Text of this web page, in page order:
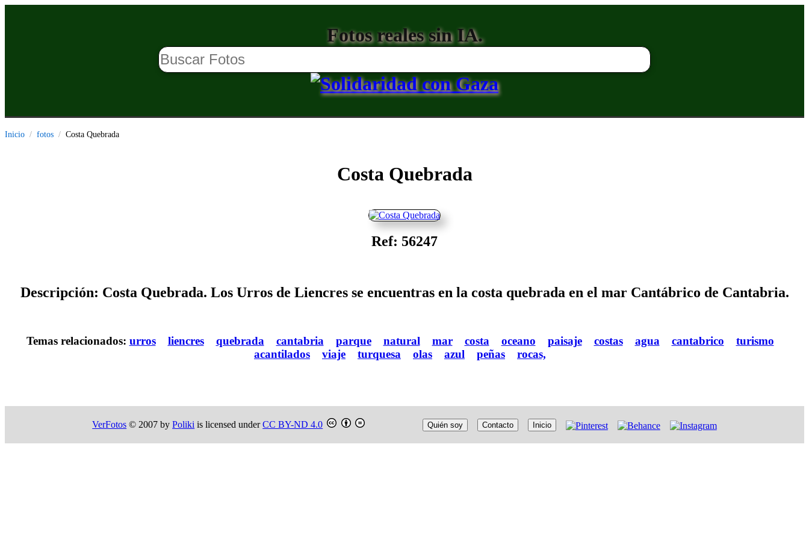
Fotos reales sin IA.
Inicio fotos Costa Quebrada
Costa Quebrada
Ref: 56247
Descripción: Costa Quebrada. Los Urros de Liencres se encuentras en la costa quebrada en el mar Cantábrico de Cantabria.
Temas relacionados: urros liencres quebrada cantabria parque natural mar costa oceano paisaje costas agua cantabrico
turismo
acantilados
viaje turquesa olas azul peñas rocas,
VerFotos © 2007 byPoliki is licensed underCC BY-ND 4.0 Quién soy Contacto Inicio